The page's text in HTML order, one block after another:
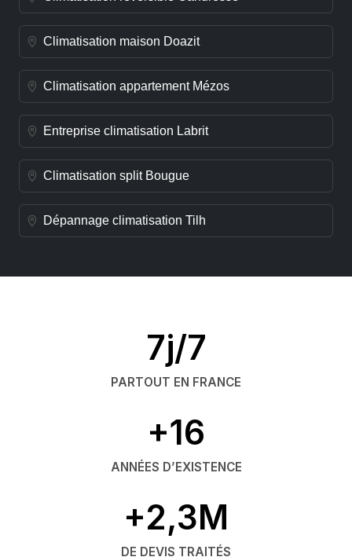
Climatisation maison Doazit
Climatisation appartement Mézos
Entreprise climatisation Labrit
Climatisation split Bougue
Dépannage climatisation Tilh
7j/7
PARTOUT EN FRANCE
+16
ANNÉES D’EXISTENCE
+2,3M
DE DEVIS TRAITÉS